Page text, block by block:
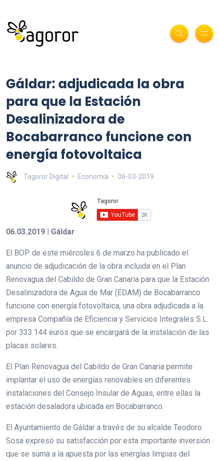
Gáldar: adjudicada la obra
para que la Estación
Desalinizadora de
Bocabarranco funcione con
energía fotovoltaica
Tagoror Digital Economía 06-03-2019
06.03.2019 | Gáldar
El BOP de este miércoles 6 de marzo ha publicado el
anuncio de adjudicación de la obra incluida en el Plan
Renovagua del Cabildo de Gran Canaria para que la Estación
Desalinizadora de Agua de Mar (EDAM) de Bocabarranco
funcione con energía fotovoltaica, una obra adjudicada a la
empresa Compañía de Eficiencia y Servicios Integrales S.L.
por 333.144 euros que se encargará de la instalación de las
placas solares.
El Plan Renovagua del Cabildo de Gran Canaria permite
implantar el uso de energías renovables en diferentes
instalaciones del Consejo Insular de Aguas, entre ellas la
estación desaladora ubicada en Bocabarranco.
El Ayuntamiento de Gáldar a través de su alcalde Teodoro
Sosa expresó su satisfacción por esta importante inversión
que se suma a la apuesta por las energías limpias del